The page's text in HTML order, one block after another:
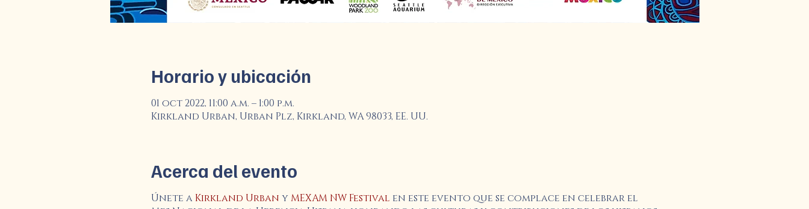
Horario y ubicación
01 oct 2022, 11:00 a.m. – 1:00 p.m.
Kirkland Urban, Urban Plz, Kirkland, WA 98033, EE. UU.
Acerca del evento
Únete a Kirkland Urban yMEXAM NW Festival en este evento que se complace en celebrar el